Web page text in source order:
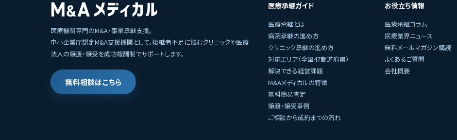
医療機関専門のM&A・事業承継支援。
中小企業庁認定M&A支援機関として、後継者不足に悩むクリニックや医療
法人の譲渡・譲受を成功報酬制でサポートします。
無料相談はこちら
医療承継ガイド
医療承継とは
病院承継の進め方
クリニック承継の進め方
対応エリア（全国47都道府県）
解決できる経営課題
M&Aメディカルの特徴
無料簡易査定
譲渡・譲受事例
ご相談から成約までの流れ
お役立ち情報
医療承継コラム
医療業界ニュース
無料メールマガジン購読
よくあるご質問
会社概要